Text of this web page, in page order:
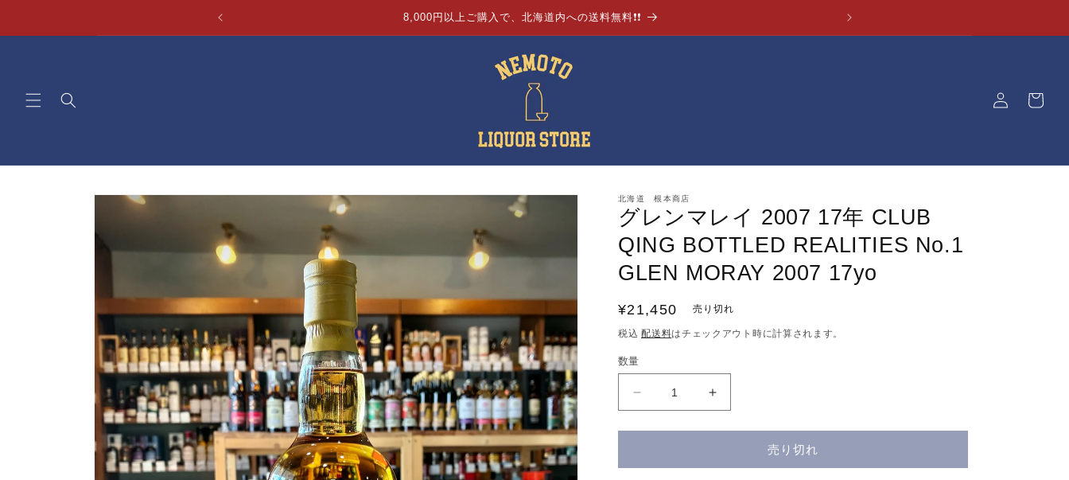
8,000円以上ご購入で、北海道内への送料無料❗❗
イ
ー
商品情
報にス
北海道 根本商店
グレンマレイ 2007 17年 CLUB
QING BOTTLED REALITIES No.1
GLEN MORAY 2007 17yo
通
常
価
格
¥21,450 売り切れ
税込配送料はチェックアウト時に計算されます。
数量
グ
売り切れ